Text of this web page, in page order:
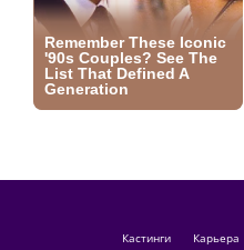
кастинги Карьера